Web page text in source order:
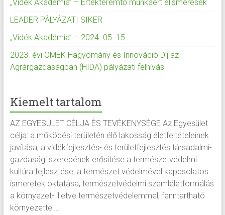
„Vidék Akadémia” – Értékteremtő munkáért elismerések
LEADER PÁLYÁZATI SIKER
„Vidék Akadémia” – 2024. 05. 15.
2023. évi OMÉK Hagyomány és Innováció Díj az
Agrárgazdaságban (HIDA) pályázati felhívás
Kiemelt tartalom
AZ EGYESÜLET CÉLJA ÉS TEVÉKENYSÉGE Az Egyesület
célja: a működési területén élő lakosság életfeltételeinek
javítása, a vidékfejlesztés- és területfejlesztés társadalmi-
gazdasági szerepének erősítése a természetvédelmi
kultúra fejlesztése, a természet védelmével kapcsolatos
ismeretek oktatása, természetvédelmi szemléletformálás
a környezet- illetve természetvédelemmel, fenntartható
környezettel...